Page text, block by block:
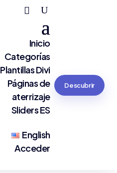
Inicio
Categorías
Plantillas Divi
Páginas de
aterrizaje
Sliders ES
English
Acceder
Descubrir